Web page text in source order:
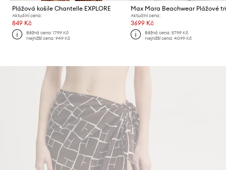
Plážová košile Chantelle EXPLORE
Aktuální cena:
849 Kč
Běžná cena:1799 Kč
Nejnižší cena:949 Kč
Aktuální cena:
3699 Kč
Běžná cena: 5799 Kč
Nejnižší cena: 4099 Kč